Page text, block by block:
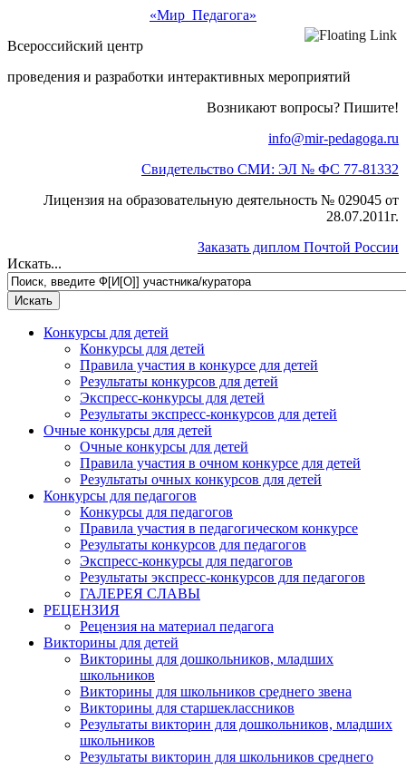
«Мир Педагога»
Всероссийский центр
проведения и разработки интерактивных мероприятий
Возникают вопросы? Пишите!
info@mir-pedagoga.ru
Свидетельство СМИ: ЭЛ № ФС 77-81332
Лицензия на образовательную деятельность № 029045 от
28.07.2011г.
Заказать диплом Почтой России
Искать...
Конкурсы для детей
Конкурсы для детей
Правила участия в конкурсе для детей
Результаты конкурсов для детей
Экспресс-конкурсы для детей
Результаты экспресс-конкурсов для детей
Очные конкурсы для детей
Очные конкурсы для детей
Правила участия в очном конкурсе для детей
Результаты очных конкурсов для детей
Конкурсы для педагогов
Конкурсы для педагогов
Правила участия в педагогическом конкурсе
Результаты конкурсов для педагогов
Экспресс-конкурсы для педагогов
Результаты экспресс-конкурсов для педагогов
ГАЛЕРЕЯ СЛАВЫ
РЕЦЕНЗИЯ
Рецензия на материал педагога
Викторины для детей
Викторины для дошкольников, младших
школьников
Викторины для школьников среднего звена
Викторины для старшеклассников
Результаты викторин для дошкольников, младших
школьников
Результаты викторин для школьников среднего